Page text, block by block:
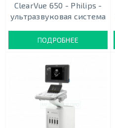
ClearVue 650 - Philips -
ультразвуковая система
ПОДРОБНЕЕ